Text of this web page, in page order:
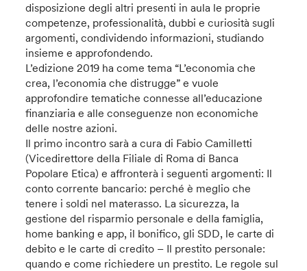
disposizione degli altri presenti in aula le proprie
competenze, professionalità, dubbi e curiosità sugli
argomenti, condividendo informazioni, studiando
insieme e approfondendo.
L’edizione 2019 ha come tema “L’economia che
crea, l’economia che distrugge” e vuole
approfondire tematiche connesse all’educazione
finanziaria e alle conseguenze non economiche
delle nostre azioni.
Il primo incontro sarà a cura di Fabio Camilletti
(Vicedirettore della Filiale di Roma di Banca
Popolare Etica) e affronterà i seguenti argomenti: Il
conto corrente bancario: perché è meglio che
tenere i soldi nel materasso. La sicurezza, la
gestione del risparmio personale e della famiglia,
home banking e app, il bonifico, gli SDD, le carte di
debito e le carte di credito – Il prestito personale:
quando e come richiedere un prestito. Le regole sul